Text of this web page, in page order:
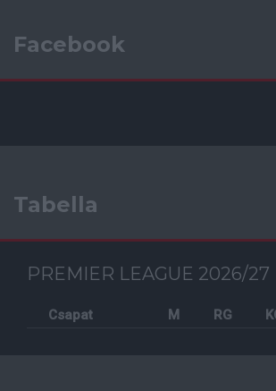
Facebook
Tabella
PREMIER LEAGUE 2026/27
Csapat M RG